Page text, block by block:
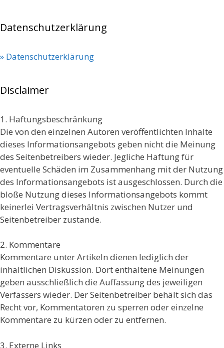
Datenschutzerklärung
» Datenschutzerklärung
Disclaimer
1. Haftungsbeschränkung
Die von den einzelnen Autoren veröffentlichten Inhalte
dieses Informationsangebots geben nicht die Meinung
des Seitenbetreibers wieder. Jegliche Haftung für
eventuelle Schäden im Zusammenhang mit der Nutzung
des Informationsangebots ist ausgeschlossen. Durch die
bloße Nutzung dieses Informationsangebots kommt
keinerlei Vertragsverhältnis zwischen Nutzer und
Seitenbetreiber zustande.
2. Kommentare
Kommentare unter Artikeln dienen lediglich der
inhaltlichen Diskussion. Dort enthaltene Meinungen
geben ausschließlich die Auffassung des jeweiligen
Verfassers wieder. Der Seitenbetreiber behält sich das
Recht vor, Kommentatoren zu sperren oder einzelne
Kommentare zu kürzen oder zu entfernen.
3. Externe Links